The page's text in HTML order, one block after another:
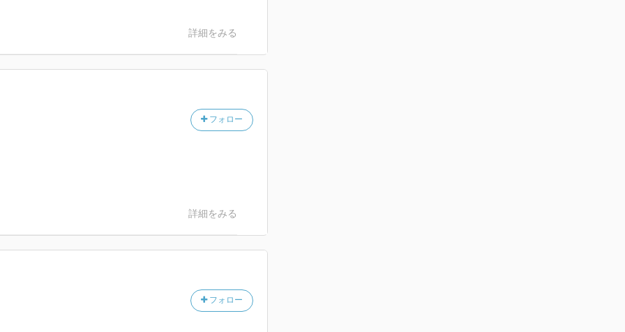
詳細をみる
フォロー
詳細をみる
フォロー